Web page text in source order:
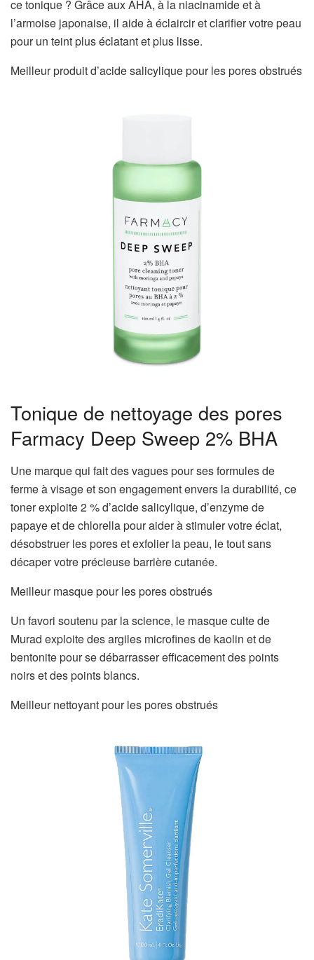
ce tonique ? Grâce aux AHA, à la niacinamide et à
l’armoise japonaise, il aide à éclaircir et clarifier votre peau
pour un teint plus éclatant et plus lisse.
Meilleur produit d’acide salicylique pour les pores obstrués
Tonique de nettoyage des pores
Farmacy Deep Sweep 2% BHA
Une marque qui fait des vagues pour ses formules de
ferme à visage et son engagement envers la durabilité, ce
toner exploite 2 % d’acide salicylique, d’enzyme de
papaye et de chlorella pour aider à stimuler votre éclat,
désobstruer les pores et exfolier la peau, le tout sans
décaper votre précieuse barrière cutanée.
Meilleur masque pour les pores obstrués
Un favori soutenu par la science, le masque culte de
Murad exploite des argiles microfines de kaolin et de
bentonite pour se débarrasser efficacement des points
noirs et des points blancs.
Meilleur nettoyant pour les pores obstrués